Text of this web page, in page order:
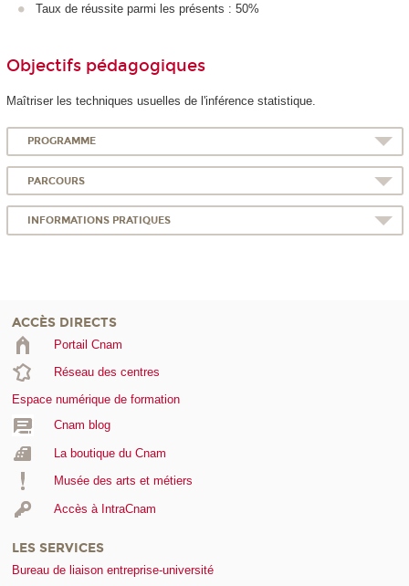
Taux de réussite parmi les présents : 50%
Objectifs pédagogiques
Maîtriser les techniques usuelles de l'inférence statistique.
PROGRAMME
PARCOURS
INFORMATIONS PRATIQUES
ACCÈS DIRECTS
Portail Cnam
Réseau des centres
Espace numérique de formation
Cnam blog
La boutique du Cnam
Musée des arts et métiers
Accès à IntraCnam
LES SERVICES
Bureau de liaison entreprise-université